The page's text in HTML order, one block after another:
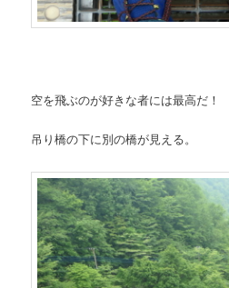
空を飛ぶのが好きな者には最高だ！
吊り橋の下に別の橋が見える。